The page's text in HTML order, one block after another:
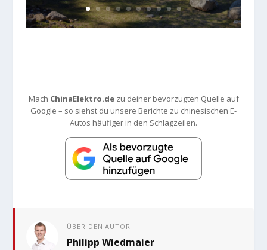
Mach ChinaElektro.dezu deiner bevorzugten Quelle auf
Google – so siehst du unsere Berichte zu chinesischen E-
Autos häufiger in den Schlagzeilen.
ÜBER DEN AUTOR
Philipp Wiedmaier